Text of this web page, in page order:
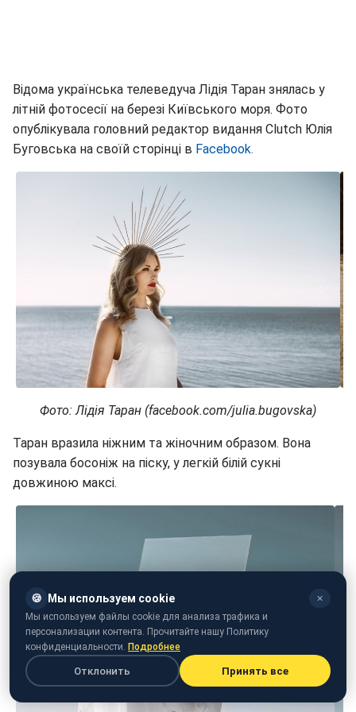
Відома українська телеведуча Лідія Таран знялась у
літній фотосесії на березі Київського моря. Фото
опублікувала головний редактор видання Clutch Юлія
Буговська на своїй сторінці в Facebook.
Фото: Лідія Таран (facebook.com/julia.bugovska)
Таран вразила ніжним та жіночним образом. Вона
позувала босоніж на піску, у легкій білій сукні
довжиною максі.
🍪 Мы используем cookie ✕
Мы используем файлы cookie для анализа трафика и
персонализации контента. Прочитайте нашу Политику
конфиденциальности. Подробнее
Отклонить Принять все